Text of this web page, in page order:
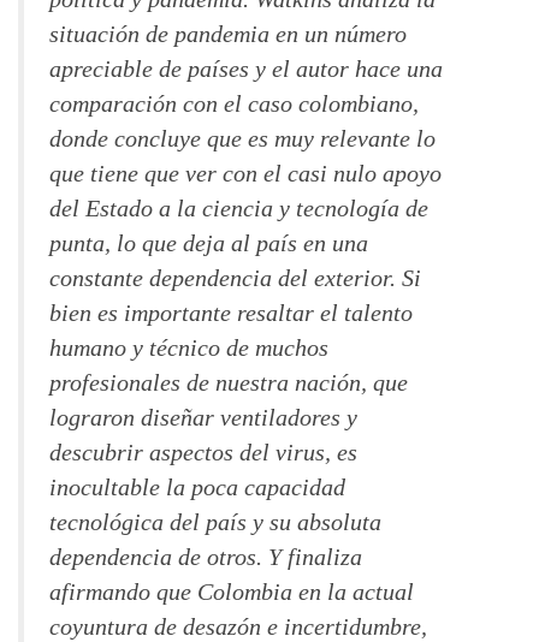
situación de pandemia en un número
apreciable de países y el autor hace una
comparación con el caso colombiano,
donde concluye que es muy relevante lo
que tiene que ver con el casi nulo apoyo
del Estado a la ciencia y tecnología de
punta, lo que deja al país en una
constante dependencia del exterior. Si
bien es importante resaltar el talento
humano y técnico de muchos
profesionales de nuestra nación, que
lograron diseñar ventiladores y
descubrir aspectos del virus, es
inocultable la poca capacidad
tecnológica del país y su absoluta
dependencia de otros. Y finaliza
afirmando que Colombia en la actual
coyuntura de desazón e incertidumbre,